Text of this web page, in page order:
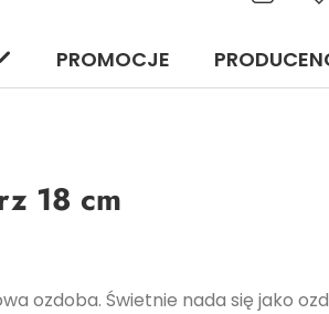
PROMOCJE
18 cm
ozdoba. Świetnie nada się jako